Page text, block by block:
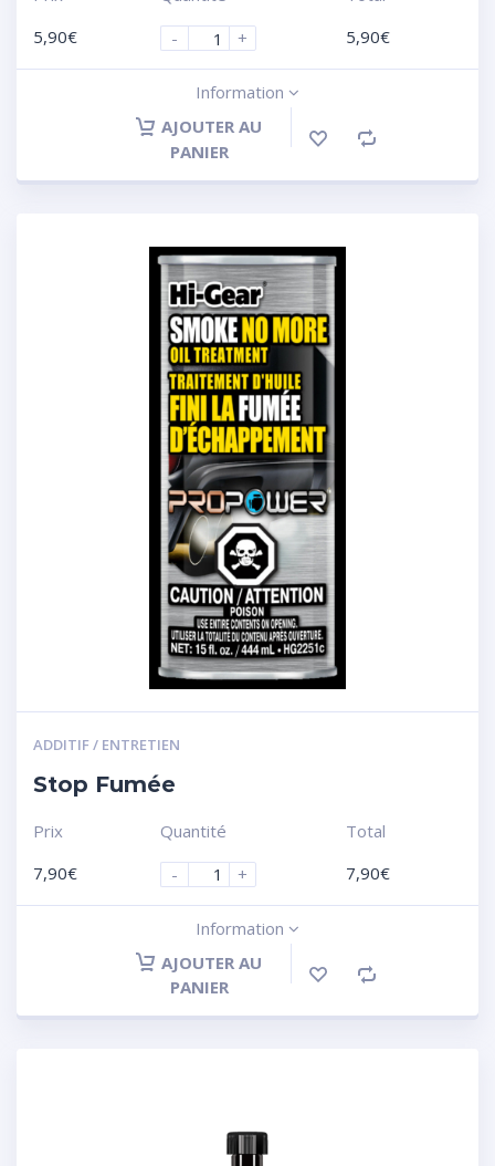
5,90€
-
+
5,90€
Information
AJOUTER AU
PANIER
ADDITIF / ENTRETIEN
Stop Fumée
Prix
7,90€
Quantité
-
+
Total
7,90€
Information
AJOUTER AU
PANIER